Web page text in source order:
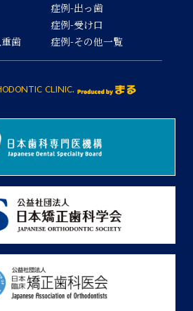
歯
症例-出っ歯
症例-受け口
症例-その他一覧
CLINIC.